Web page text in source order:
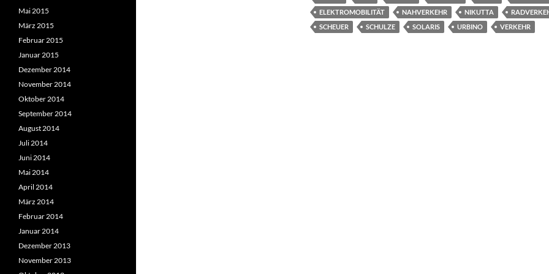
ELEKTROMOBILITÄT
NAHVERKEHR NIKUTTA
SCHEUER
SCHULZE SOLARIS URBINO VERKEHR
Mai 2015
März 2015
Februar 2015
Januar 2015
Dezember 2014
November 2014
Oktober 2014
September 2014
August 2014
Juli 2014
Juni 2014
Mai 2014
April 2014
März 2014
Februar 2014
Januar 2014
Dezember 2013
November 2013